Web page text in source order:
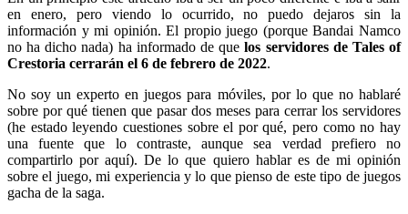
en enero, pero viendo lo ocurrido, no puedo dejaros sin la
información y mi opinión. El propio juego (porque Bandai Namco
no ha dicho nada) ha informado de quelos servidores de Tales of
Crestoria cerrarán el 6 de febrero de 2022.
No soy un experto en juegos para móviles, por lo que no hablaré
sobre por qué tienen que pasar dos meses para cerrar los servidores
(he estado leyendo cuestiones sobre el por qué, pero como no hay
una fuente que lo contraste, aunque sea verdad prefiero no
compartirlo por aquí). De lo que quiero hablar es de mi opinión
sobre el juego, mi experiencia y lo que pienso de este tipo de juegos
gacha de la saga.